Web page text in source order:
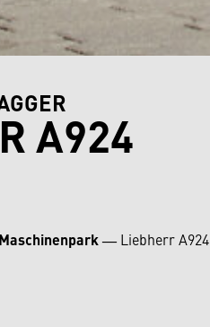
A924
Maschinenpark―Liebherr A924